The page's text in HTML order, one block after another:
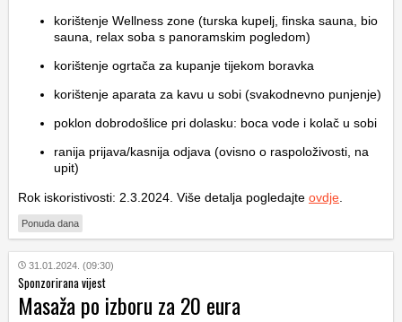
korištenje Wellness zone (turska kupelj, finska sauna, bio
sauna, relax soba s panoramskim pogledom)
korištenje ogrtača za kupanje tijekom boravka
korištenje aparata za kavu u sobi (svakodnevno punjenje)
poklon dobrodošlice pri dolasku: boca vode i kolač u sobi
ranija prijava/kasnija odjava (ovisno o raspoloživosti, na
upit)
Rok iskoristivosti: 2.3.2024. Više detalja pogledajte ovdje
Ponuda dana
31.01.2024. (09:30)
Sponzorirana vijest
Masaža po izboru za 20 eura